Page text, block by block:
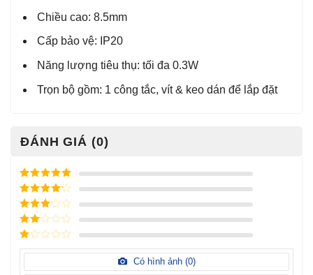
Chiều cao: 8.5mm
Cấp bảo vệ: IP20
Năng lượng tiêu thụ: tối đa 0.3W
Trọn bộ gồm: 1 công tắc, vít & keo dán để lắp đặt
ĐÁNH GIÁ (0)
Được xếp
hạng
5
5
sao
Được xếp
hạng
4
5
sao
Được
xếp
hạng3
5 sao
Được
hạng
sao
Được
hạng
Có hình ảnh (0)